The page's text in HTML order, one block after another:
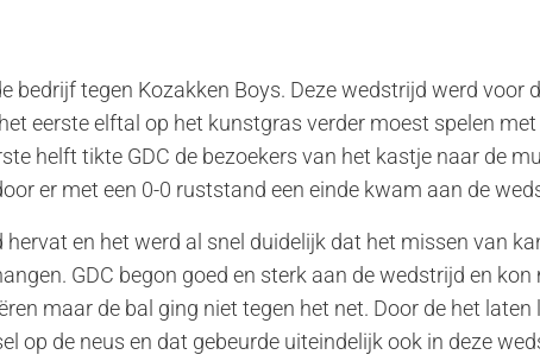
bedrijf tegen Kozakken Boys. Deze wedstrijd werd voor
eerste elftal op het kunstgras verder moest spelen
helft tikte GDC de bezoekers van het kastje naar de
er met een 0-0 ruststand een einde kwam aan de
en het werd al snel duidelijk dat het missen van
GDC begon goed en sterk aan de wedstrijd en
maar de bal ging niet tegen het net. Door de het laten
op de neus en dat gebeurde uiteindelijk ook in deze